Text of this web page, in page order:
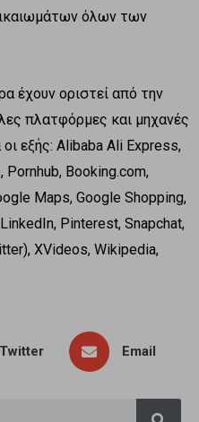
όλων των
έχουν οριστεί από την
πλατφόρμες και μηχανές
εξής: Alibaba Ali Express,
Booking.com,
Maps, Google Shopping,
Pinterest, Snapchat,
XVideos, Wikipedia,
Twitter Email